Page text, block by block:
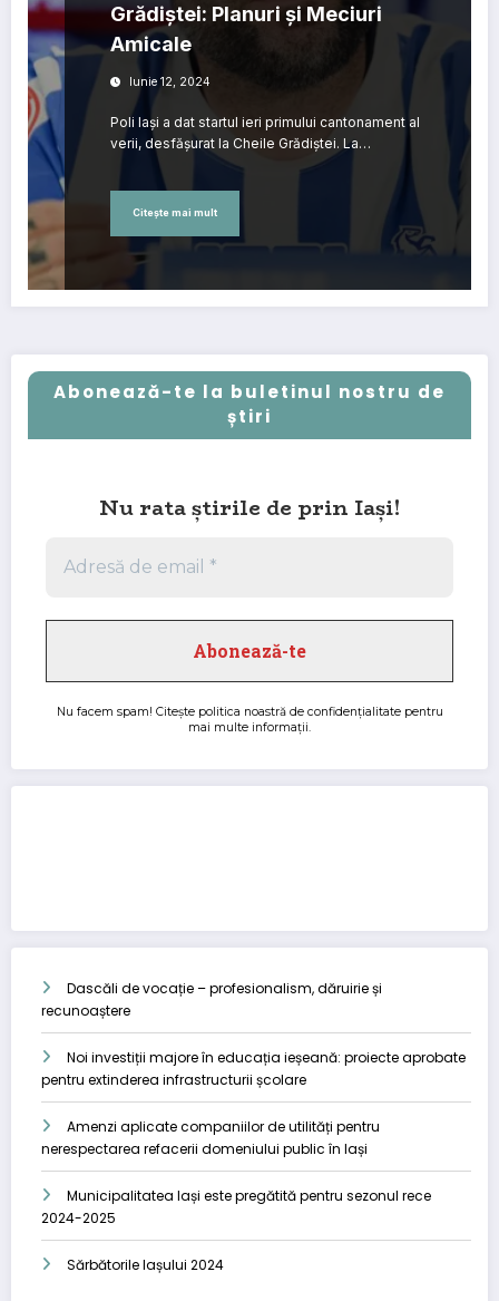
Grădiștei: Planuri și Meciuri
Amicale
Iunie 12, 2024
Poli Iași a dat startul ieri primului cantonament al
verii, desfășurat la Cheile Grădiștei. La…
Citește mai mult
Abonează-te la buletinul nostru de
știri
Nu rata știrile de prin Iași!
Nu facem spam! Citește politica noastră de confidențialitatepentru
mai multe informații.
Dascăli de vocație – profesionalism, dăruirie și
recunoaștere
Noi investiții majore în educația ieșeană: proiecte aprobate
pentru extinderea infrastructurii școlare
Amenzi aplicate companiilor de utilități pentru
nerespectarea refacerii domeniului public în Iași
Municipalitatea Iași este pregătită pentru sezonul rece
2024-2025
Sărbătorile Iașului 2024